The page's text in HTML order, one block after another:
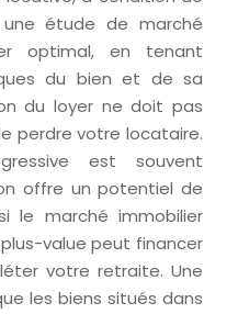
étude de marché
optimal, en tenant
du bien et de sa
du loyer ne doit pas
perdre votre locataire.
est souvent
offre un potentiel de
le marché immobilier
value peut financer
votre retraite. Une
les biens situés dans